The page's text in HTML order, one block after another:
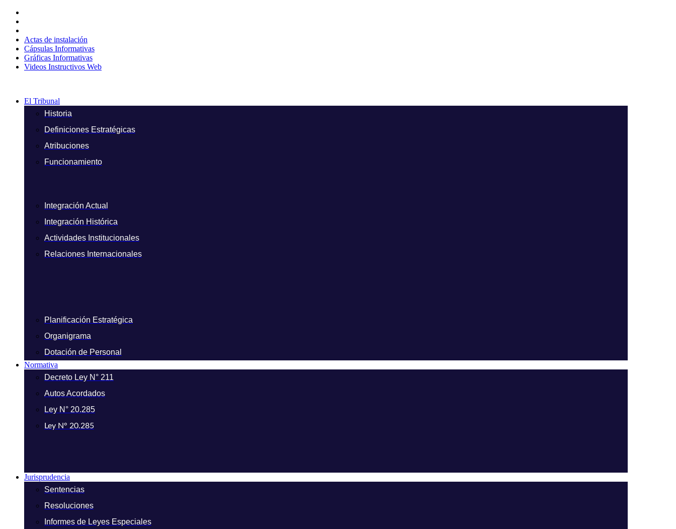
contenido
Actas de instalación
Cápsulas Informativas
Gráficas Informativas
Videos Instructivos Web
El Tribunal
Historia
Definiciones Estratégicas
Atribuciones
Funcionamiento
Integración Actual
Integración Histórica
Actividades Institucionales
Relaciones Internacionales
Planificación Estratégica
Organigrama
Dotación de Personal
Normativa
Decreto Ley N° 211
Autos Acordados
Ley N° 20.285
Ley N° 20.285
Jurisprudencia
Sentencias
Resoluciones
Informes de Leyes Especiales